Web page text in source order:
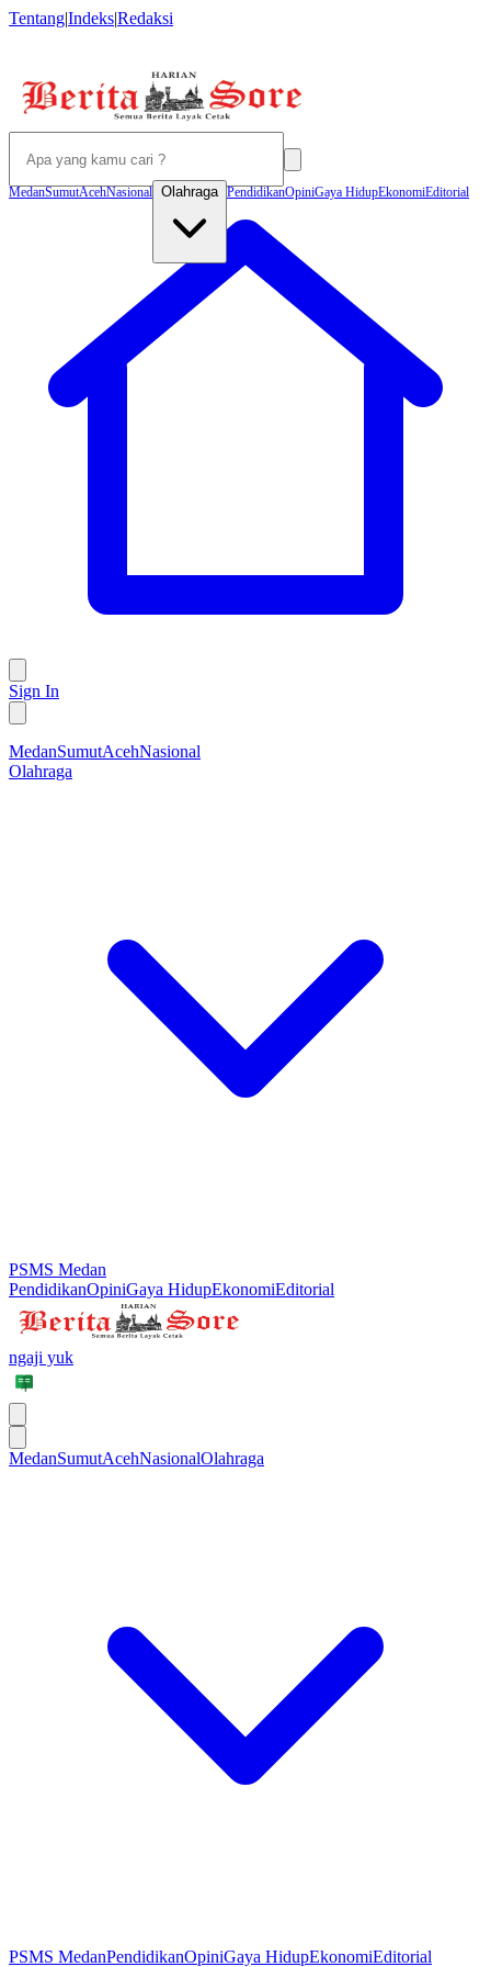
Tentang|Indeks|Redaksi
MedanSumutAcehNasional Olahraga PendidikanOpiniGaya HidupEkonomiEditorial
Sign In
MedanSumutAcehNasional
Olahraga
PSMS Medan
PendidikanOpiniGaya HidupEkonomiEditorial
ngaji yuk
MedanSumutAcehNasionalOlahraga
PSMS MedanPendidikanOpiniGaya HidupEkonomiEditorial